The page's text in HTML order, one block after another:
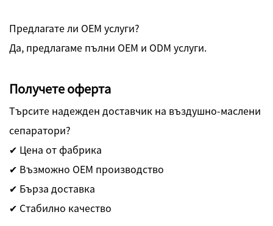
Предлагате ли OEM услуги?
Да, предлагаме пълни OEM и ODM услуги.
Получете оферта
Търсите надежден доставчик на въздушно-маслени
сепаратори?
✔ Цена от фабрика
✔ Възможно OEM производство
✔ Бърза доставка
✔ Стабилно качество